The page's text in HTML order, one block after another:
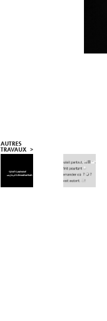
AUTRES
TRAVAUX   >
LILMASHARIKAH
MAURICE